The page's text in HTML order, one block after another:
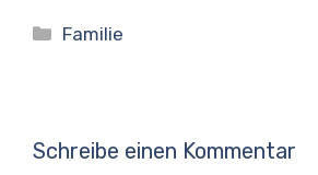
Kategorien
Familie
Schreibe einen Kommentar